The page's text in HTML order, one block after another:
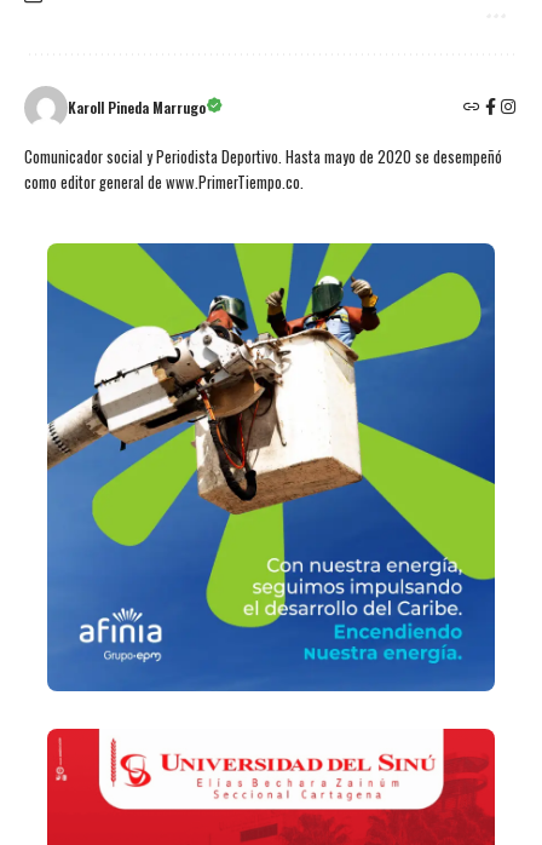
Karoll Pineda Marrugo
Comunicador social y Periodista Deportivo. Hasta mayo de 2020 se desempeñó
como editor general de www.PrimerTiempo.co.